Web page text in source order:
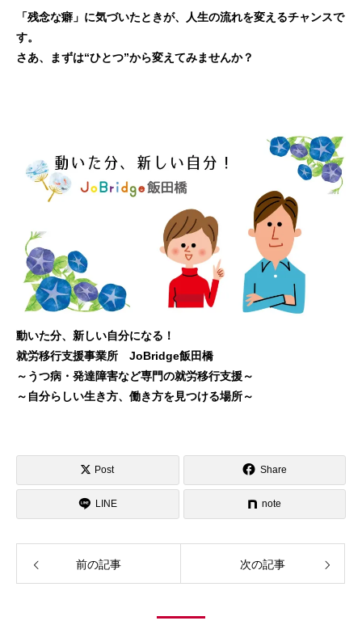
「残念な癖」に気づいたときが、人生の流れを変えるチャンスで
す。
さあ、まずは“ひとつ”から変えてみませんか？
動いた分、新しい自分になる！
就労移行支援事業所 JoBridge飯田橋
～うつ病・発達障害など専門の就労移行支援～
～自分らしい生き方、働き方を見つける場所～
Post Share
LINE note
前の記事 次の記事